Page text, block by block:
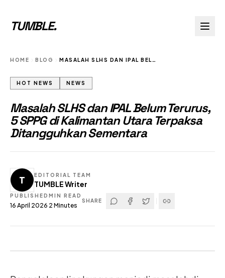
TUMBLE.
HOME BLOG MASALAH SLHS DAN IPAL BELUM TERURUS 5 SPPG DI KALIMANTAN UTARA TERPAKSA DITANGGUHKAN SEMENTARA
HOT NEWS NEWS
Masalah SLHS dan IPAL Belum Terurus,
5 SPPG di Kalimantan Utara Terpaksa
Ditangguhkan Sementara
T EDITORIAL TEAM
TUMBLE Writer
PUBLISHED
16 April 2026
MIN READ
2 Minutes
SHARE